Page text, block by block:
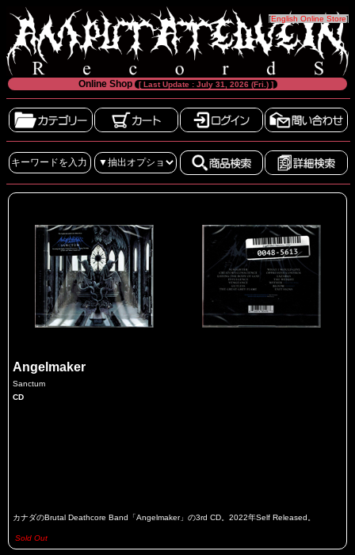
[English Online Store]
Online Shop [ Last Update : July 31, 2026 (Fri.) ]
Angelmaker
Sanctum
CD
カナダのBrutal Deathcore Band「Angelmaker」の3rd CD。2022年Self Released。
Sold Out